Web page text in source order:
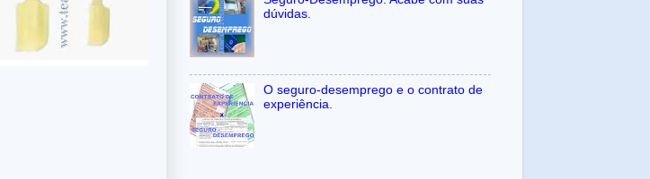
dúvidas.
O seguro-desemprego e o contrato de
experiência.